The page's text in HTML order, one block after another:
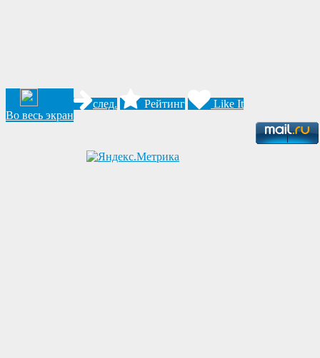
след. Рейтинг
Like It
Во весь экран